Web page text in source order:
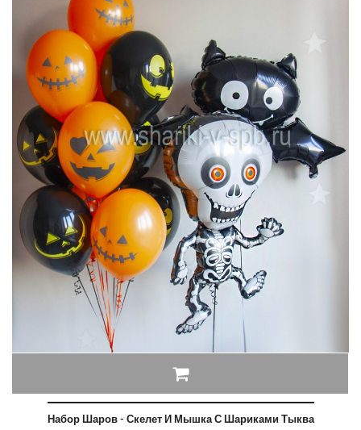
Набор Шаров - Скелет И Мышка С Шариками Тыква